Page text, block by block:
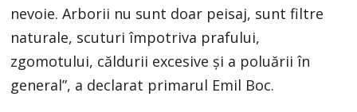
nevoie. Arborii nu sunt doar peisaj, sunt filtre
naturale, scuturi împotriva prafului,
zgomotului, căldurii excesive și a poluării în
general”, a declarat primarul Emil Boc.